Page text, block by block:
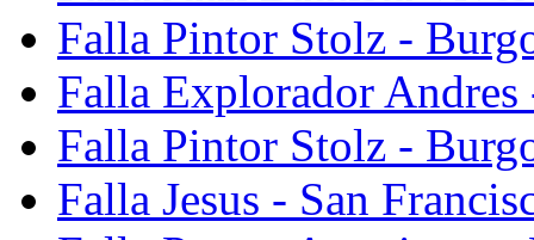
Falla Pintor Stolz -
Falla Explorador Andres
Falla Pintor Stolz -
Falla Jesus - San